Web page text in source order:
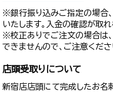
※銀行振り込みご指定の場合
いたします。入金の確認が取
※校正ありでご注文の場合は
できませんので、ご注意くださ
店頭受取りについて
新宿店店頭にて完成したお名